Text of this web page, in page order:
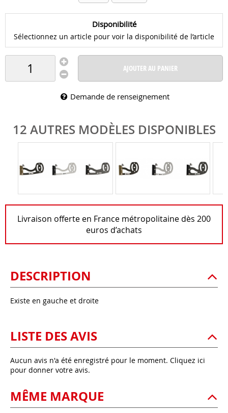
Disponibilité
Sélectionnez un article pour voir la disponibilité de l’article
AJOUTER AU PANIER
Demande de renseignement
Livraison offerte en France métropolitaine dès 200
euros d’achats
12 AUTRES MODÈLES DISPONIBLES
DESCRIPTION
Existe en gauche et droite
LISTE DES AVIS
Aucun avis n'a été enregistré pour le moment. Cliquez ici
pour donner votre avis.
MÊME MARQUE